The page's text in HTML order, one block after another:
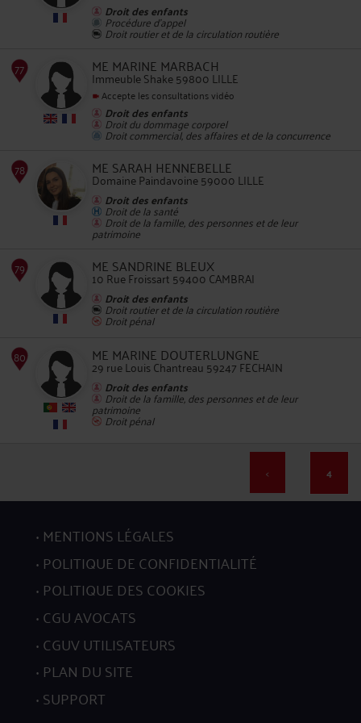
75
Droit des enfants
Procédure d'appel
Droit routier et de la circulation routière
ME MARINE MARBACH
Immeuble Shake 59800 LILLE
Accepte les consultations vidéo
Droit des enfants
Droit du dommage corporel
Droit commercial, des affaires et de la concurrence
ME SARAH HENNEBELLE
Domaine Paindavoine 59000 LILLE
Droit des enfants
Droit de la santé
Droit de la famille, des personnes et de leur
patrimoine
ME SANDRINE BLEUX
10 Rue Froissart 59400 CAMBRAI
Droit des enfants
Droit routier et de la circulation routière
Droit pénal
ME MARINE DOUTERLUNGNE
29 rue Louis Chantreau 59247 FECHAIN
Droit des enfants
Droit de la famille, des personnes et de leur
patrimoine
Droit pénal
< 4
MENTIONS LÉGALES
POLITIQUE DE CONFIDENTIALITÉ
POLITIQUE DES COOKIES
CGU AVOCATS
CGUV UTILISATEURS
PLAN DU SITE
SUPPORT